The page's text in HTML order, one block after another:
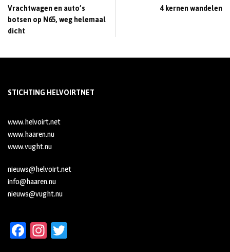
Vrachtwagen en auto’s
botsen op N65, weg helemaal
dicht
4 kernen wandelen
STICHTING HELVOIRTNET
www.helvoirt.net
www.haaren.nu
www.vught.nu
nieuws@helvoirt.net
info@haaren.nu
nieuws@vught.nu
Fa In